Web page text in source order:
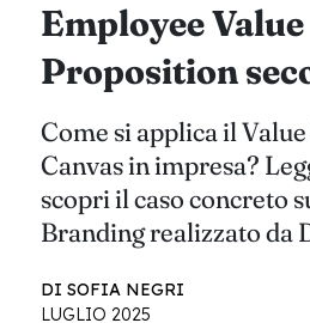
Employee Value
Proposition
Come si applica il
Canvas in impresa?
scopri il caso concreto
Branding realizzato da
DI SOFIA NEGRI
LUGLIO 2025